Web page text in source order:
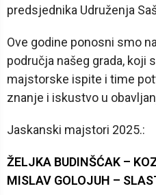
predsjednika Udruženja
Ove godine ponosni smo
područja našeg grada, koji
majstorske ispite i time
znanje i iskustvo u
Jaskanski majstori 2025.:
ŽELJKA BUDINŠĆAK –
MISLAV GOLOJUH –